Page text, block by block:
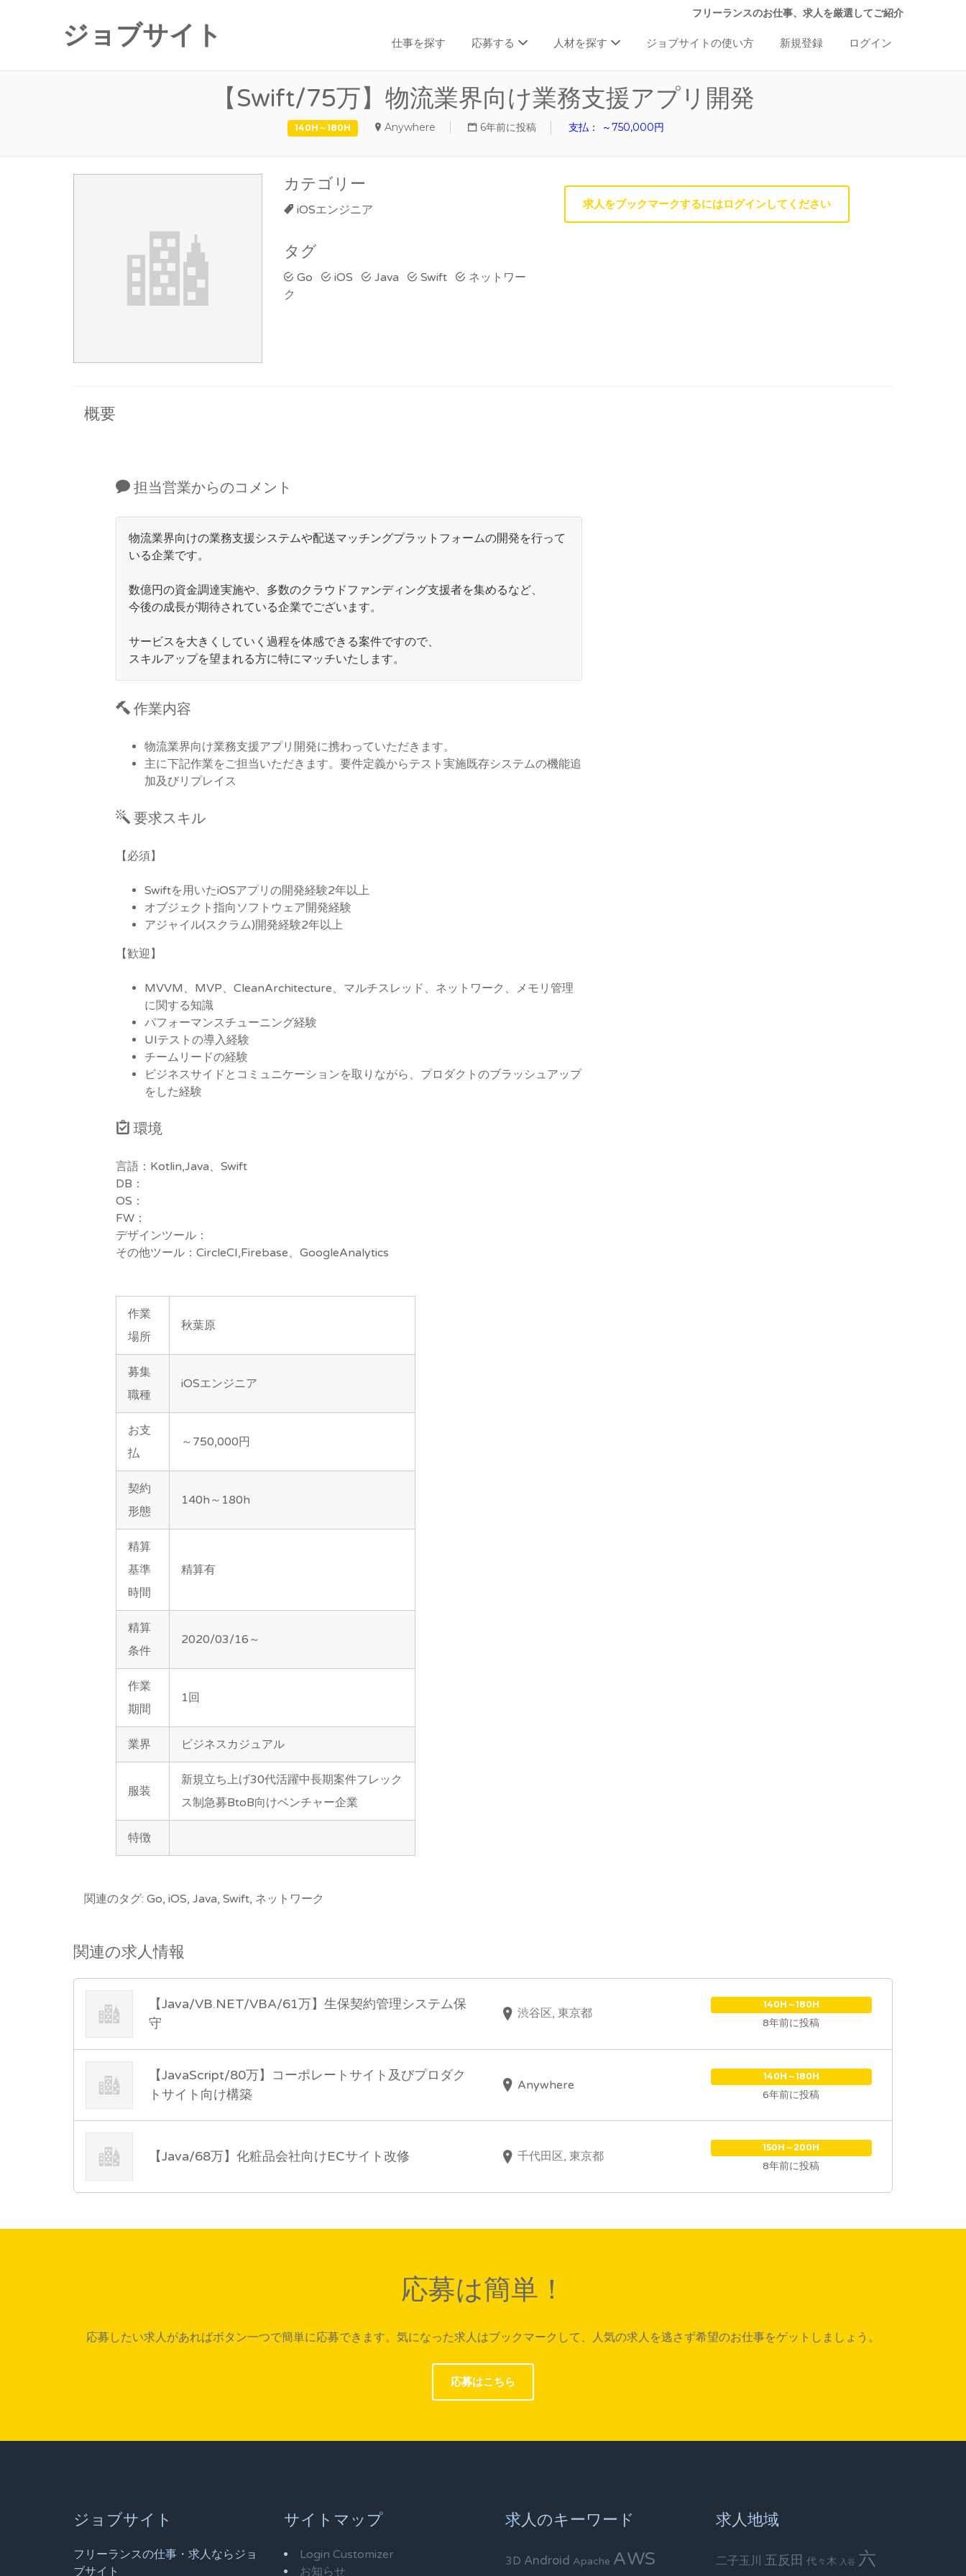
ジョブサイト
フリーランスのお仕事、求人を厳選してご紹介
仕事を探す 応募する 人材を探す ジョブサイトの使い方 新規登録 ログイン
【Swift/75万】物流業界向け業務支援アプリ開発
140H～180H Anywhere 6年前に投稿 支払： ～750,000円
カテゴリー
iOSエンジニア
タグ
Go iOS Java Swift
ネットワー
ク
求人をブックマークするにはログインしてください
概要
担当営業からのコメント
物流業界向けの業務支援システムや配送マッチングプラットフォームの開発を行って
いる企業です。
数億円の資金調達実施や、多数のクラウドファンディング支援者を集めるなど、
今後の成長が期待されている企業でございます。
サービスを大きくしていく過程を体感できる案件ですので、
スキルアップを望まれる方に特にマッチいたします。
作業内容
物流業界向け業務支援アプリ開発に携わっていただきます。
主に下記作業をご担当いただきます。要件定義からテスト実施既存システムの機能追
加及びリプレイス
要求スキル
【必須】
Swiftを用いたiOSアプリの開発経験2年以上
オブジェクト指向ソフトウェア開発経験
アジャイル(スクラム)開発経験2年以上
【歓迎】
MVVM、MVP、CleanArchitecture、マルチスレッド、ネットワーク、メモリ管理
に関する知識
パフォーマンスチューニング経験
UIテストの導入経験
チームリードの経験
ビジネスサイドとコミュニケーションを取りながら、プロダクトのブラッシュアップ
をした経験
環境
言語：Kotlin,Java、Swift
DB：
OS：
FW：
デザインツール：
その他ツール：CircleCI,Firebase、GoogleAnalytics
作業
場所
秋葉原
募集
職種
iOSエンジニア
お支
払
～750,000円
契約
形態
140h～180h
精算
基準
時間
精算有
精算
条件
2020/03/16～
作業
期間
1回
業界 ビジネスカジュアル
服装
新規立ち上げ30代活躍中長期案件フレック
ス制急募BtoB向けベンチャー企業
特徴
関連のタグ: Go, iOS, Java, Swift, ネットワーク
関連の求人情報
【Java/VB.NET/VBA/61万】生保契約管理システム保
守
渋谷区, 東京都
140H～180H
8年前に投稿
【JavaScript/80万】コーポレートサイト及びプロダク
トサイト向け構築
Anywhere
140H～180H
6年前に投稿
【Java/68万】化粧品会社向けECサイト改修 千代田区, 東京都
150H～200H
8年前に投稿
応募は簡単！
応募したい求人があればボタン一つで簡単に応募できます。気になった求人はブックマークして、人気の求人を逃さず希望のお仕事をゲットしましょう。
応募はこちら
ジョブサイト
フリーランスの仕事・求人ならジョ
ブサイト
サイトマップ
Login Customizer
お知らせ
求人のキーワード
3D Android Apache AWS
求人地域
二子玉川 五反田 代々木 入谷 六